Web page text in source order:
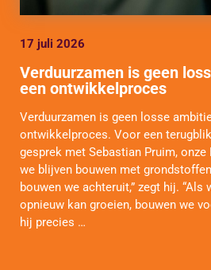
17 juli 2026
Verduurzamen is geen
een ontwikkelproces
Verduurzamen is geen losse
ontwikkelproces. Voor een
gesprek met Sebastian Pruim, onze
we blijven bouwen met
bouwen we achteruit,” zegt hij. “Als
opnieuw kan groeien, bouwen we
hij precies …